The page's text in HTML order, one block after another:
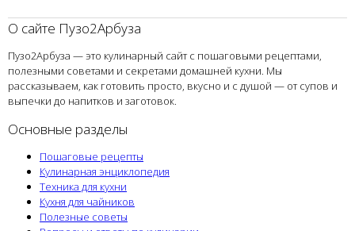
О сайте Пузо2Арбуза
Пузо2Арбуза — это кулинарный сайт с пошаговыми рецептами,
полезными советами и секретами домашней кухни. Мы
рассказываем, как готовить просто, вкусно и с душой — от супов и
выпечки до напитков и заготовок.
Основные разделы
Пошаговые рецепты
Кулинарная энциклопедия
Техника для кухни
Кухня для чайников
Полезные советы